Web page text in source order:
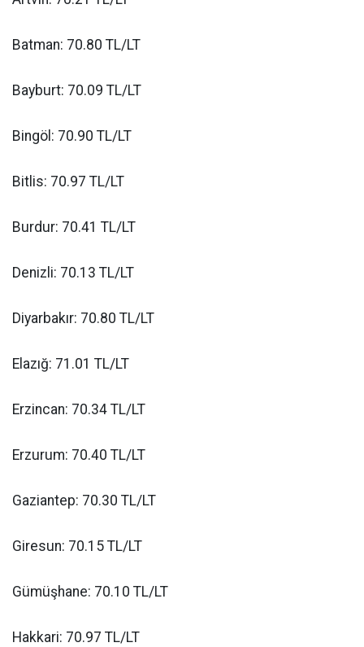
Batman: 70.80 TL/LT
Bayburt: 70.09 TL/LT
Bingöl: 70.90 TL/LT
Bitlis: 70.97 TL/LT
Burdur: 70.41 TL/LT
Denizli: 70.13 TL/LT
Diyarbakır: 70.80 TL/LT
Elazığ: 71.01 TL/LT
Erzincan: 70.34 TL/LT
Erzurum: 70.40 TL/LT
Gaziantep: 70.30 TL/LT
Giresun: 70.15 TL/LT
Gümüşhane: 70.10 TL/LT
Hakkari: 70.97 TL/LT